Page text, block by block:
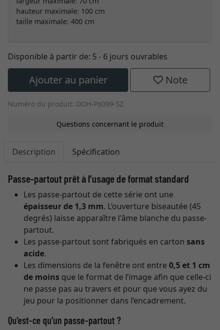
hauteur maximale: 100 cm
taille maximale: 400 cm
Disponible à partir de: 5 - 6 jours ouvrables
Ajouter au panier Note
Numéro du produit: DOH-P6099-SZ
Questions concernant le produit
Description Spécification
Passe-partout prêt à l’usage de format standard
Les passe-partout de cette série ont une
épaisseur de 1,3 mm. L’ouverture biseautée (45
degrés) laisse apparaître l'âme blanche du passe-
partout.
Les passe-partout sont fabriqués en carton sans
acide.
Les dimensions de la fenêtre ont entre 0,5 et 1 cm
de moins que le format de l’image afin que celle-ci
ne passe pas au travers et pour que vous ayez du
jeu pour la positionner dans l’encadrement.
Qu’est-ce qu’un passe-partout ?